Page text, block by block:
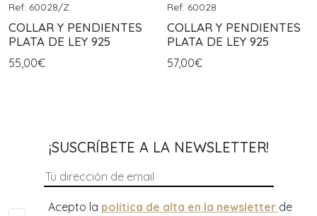
Ref: 60028/Z
COLLAR Y PENDIENTES
PLATA DE LEY 925
55,00€
Ref: 60028
COLLAR Y PENDIENTES
PLATA DE LEY 925
57,00€
¡SUSCRÍBETE A LA NEWSLETTER!
Acepto la política de alta en la newsletter de